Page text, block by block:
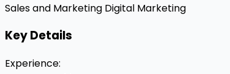
Sales and Marketing Digital Marketing
Key Details
Experience: